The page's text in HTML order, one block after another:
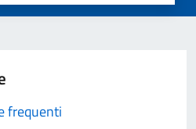
frequenti